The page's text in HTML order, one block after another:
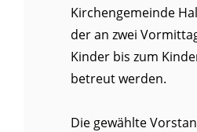
Kirchengemeinde
der an zwei
Kinder bis zum
betreut werden.
Die gewählte